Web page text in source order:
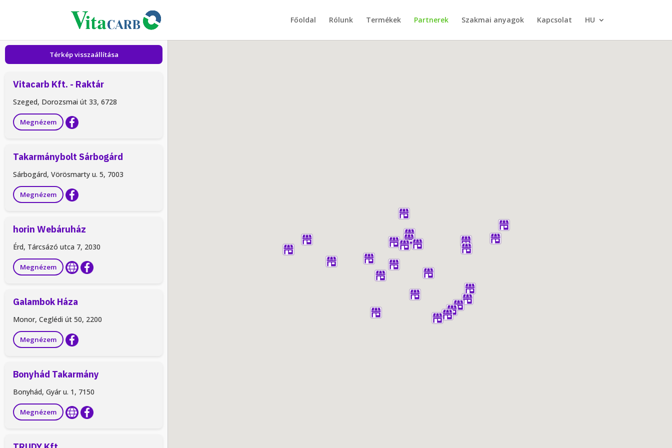
Főoldal Rólunk Termékek Partnerek Szakmai anyagok Kapcsolat HU
Térkép visszaállítása
Vitacarb Kft. - Raktár
Szeged, Dorozsmai út 33, 6728
Megnézem
Takarmánybolt Sárbogárd
Sárbogárd, Vörösmarty u. 5, 7003
Megnézem
horin Webáruház
Érd, Tárcsázó utca 7, 2030
Megnézem
Galambok Háza
Monor, Ceglédi út 50, 2200
Megnézem
Bonyhád Takarmány
Bonyhád, Gyár u. 1, 7150
Megnézem